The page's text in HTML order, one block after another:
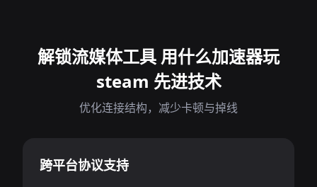
解锁流媒体工具 用什么加速器玩
steam 先进技术
优化连接结构，减少卡顿与掉线
跨平台协议支持